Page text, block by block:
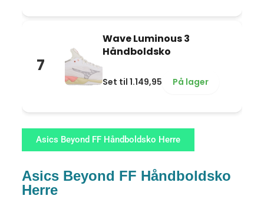
7
Wave Luminous 3
Håndboldsko
Set til 1.149,95 På lager
Asics Beyond FF Håndboldsko Herre
Asics Beyond FF Håndboldsko
Herre